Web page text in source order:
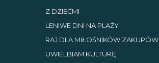
Z DZIEĆMI
LENIWE DNI NA PLAŻY
RAJ DLA MIŁOŚNIKÓW ZAKUPÓW
UWIELBIAM KULTURĘ